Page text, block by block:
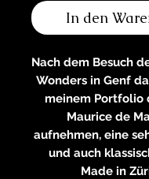
In den
Nach dem Besuch
Wonders in Genf
meinem Portfolio
Maurice de
aufnehmen, eine
und auch
Made in